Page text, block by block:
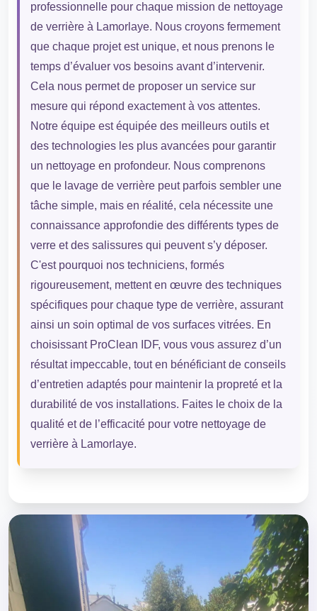
professionnelle pour chaque mission de nettoyage
de verrière à Lamorlaye. Nous croyons fermement
que chaque projet est unique, et nous prenons le
temps d’évaluer vos besoins avant d’intervenir.
Cela nous permet de proposer un service sur
mesure qui répond exactement à vos attentes.
Notre équipe est équipée des meilleurs outils et
des technologies les plus avancées pour garantir
un nettoyage en profondeur. Nous comprenons
que le lavage de verrière peut parfois sembler une
tâche simple, mais en réalité, cela nécessite une
connaissance approfondie des différents types de
verre et des salissures qui peuvent s’y déposer.
C'est pourquoi nos techniciens, formés
rigoureusement, mettent en œuvre des techniques
spécifiques pour chaque type de verrière, assurant
ainsi un soin optimal de vos surfaces vitrées. En
choisissant ProClean IDF, vous vous assurez d’un
résultat impeccable, tout en bénéficiant de conseils
d’entretien adaptés pour maintenir la propreté et la
durabilité de vos installations. Faites le choix de la
qualité et de l’efficacité pour votre nettoyage de
verrière à Lamorlaye.